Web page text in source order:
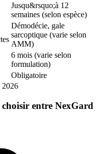
Jusqu&rsquo;à 12
semaines (selon espèce)
Démodécie, gale
sarcoptique (varie selon
AMM)
6 mois (varie selon
formulation)
Obligatoire
2026
entre NexGard